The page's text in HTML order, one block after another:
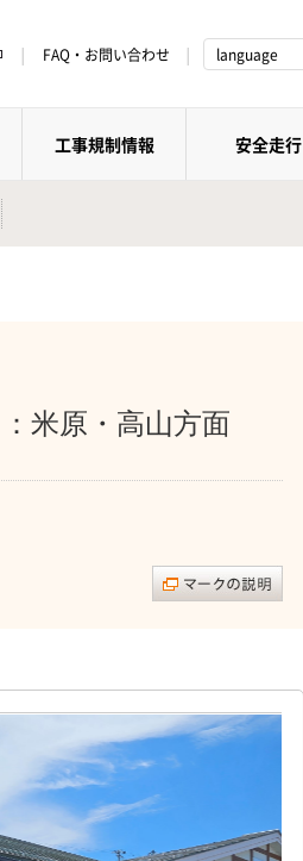
FAQ・お問い合わせ language
工事規制情報 安全走行
米原・高山方面